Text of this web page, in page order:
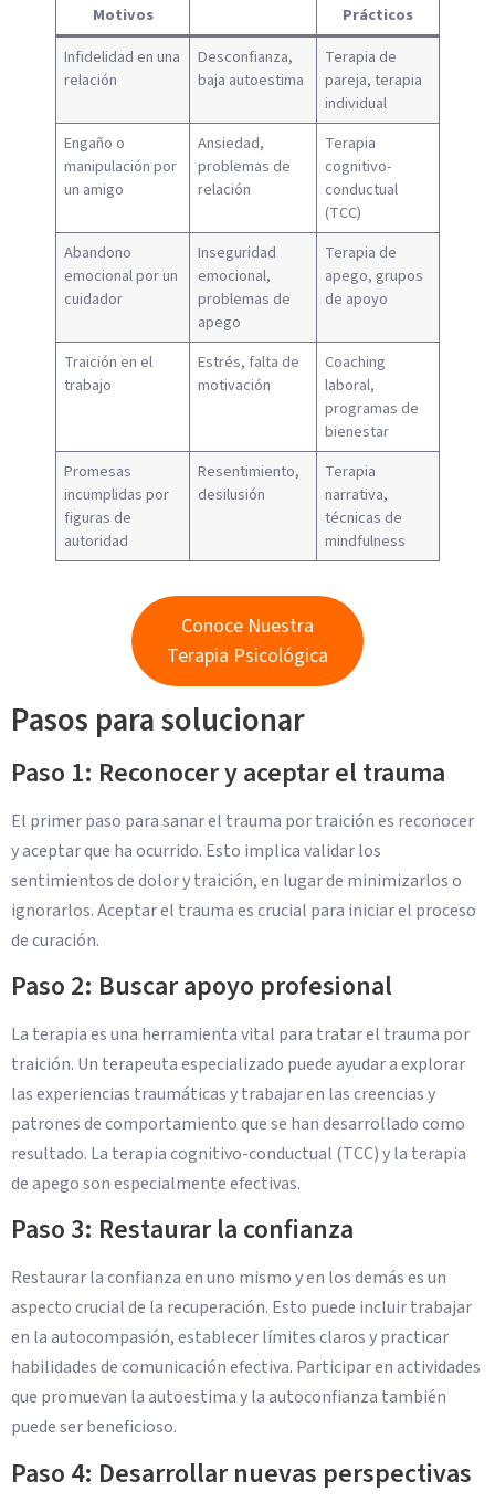
Motivos
Prácticos
Infidelidad en una
relación
Desconfianza,
baja autoestima
Terapia de
pareja, terapia
individual
Engaño o
manipulación por
un amigo
Ansiedad,
problemas de
relación
Terapia
cognitivo-
conductual
(TCC)
Abandono
emocional por un
cuidador
Inseguridad
emocional,
problemas de
apego
Terapia de
apego, grupos
de apoyo
Traición en el
trabajo
Estrés, falta de
motivación
Coaching
laboral,
programas de
bienestar
Promesas
incumplidas por
figuras de
autoridad
Resentimiento,
desilusión
Terapia
narrativa,
técnicas de
mindfulness
Conoce Nuestra
Terapia Psicológica
Pasos para solucionar
Paso 1: Reconocer y aceptar el trauma
El primer paso para sanar el trauma por traición es reconocer
y aceptar que ha ocurrido. Esto implica validar los
sentimientos de dolor y traición, en lugar de minimizarlos o
ignorarlos. Aceptar el trauma es crucial para iniciar el proceso
de curación.
Paso 2: Buscar apoyo profesional
La terapia es una herramienta vital para tratar el trauma por
traición. Un terapeuta especializado puede ayudar a explorar
las experiencias traumáticas y trabajar en las creencias y
patrones de comportamiento que se han desarrollado como
resultado. La terapia cognitivo-conductual (TCC) y la terapia
de apego son especialmente efectivas.
Paso 3: Restaurar la confianza
Restaurar la confianza en uno mismo y en los demás es un
aspecto crucial de la recuperación. Esto puede incluir trabajar
en la autocompasión, establecer límites claros y practicar
habilidades de comunicación efectiva. Participar en actividades
que promuevan la autoestima y la autoconfianza también
puede ser beneficioso.
Paso 4: Desarrollar nuevas perspectivas